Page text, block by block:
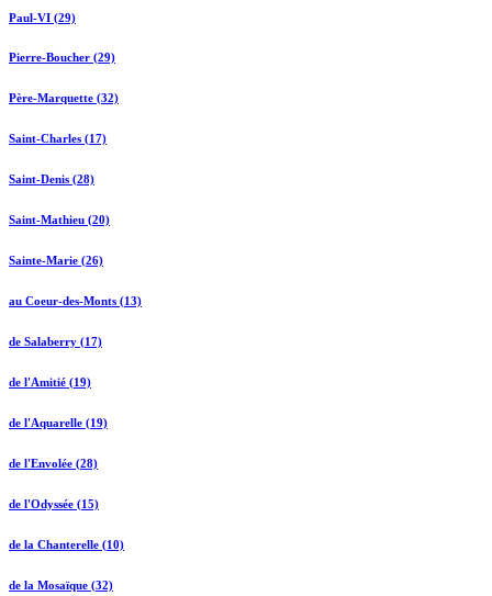
Paul-VI (29)
Pierre-Boucher (29)
Père-Marquette (32)
Saint-Charles (17)
Saint-Denis (28)
Saint-Mathieu (20)
Sainte-Marie (26)
au Coeur-des-Monts (13)
de Salaberry (17)
de l'Amitié (19)
de l'Aquarelle (19)
de l'Envolée (28)
de l'Odyssée (15)
de la Chanterelle (10)
de la Mosaïque (32)